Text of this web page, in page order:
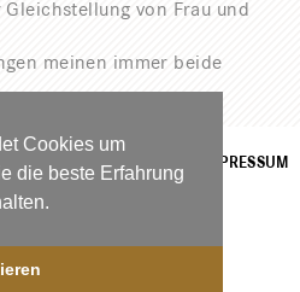
Cookies um
die beste Erfahrung
von Frau und
meinen immer beide
IMPRESSUM